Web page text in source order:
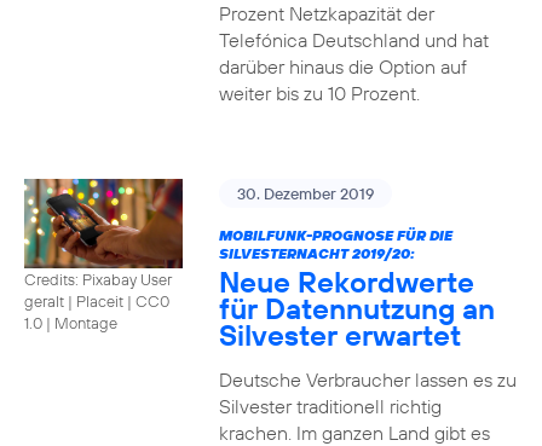
Prozent Netzkapazität der
Telefónica Deutschland und hat
darüber hinaus die Option auf
weiter bis zu 10 Prozent.
Credits: Pixabay User
geralt | Placeit | CC0
1.0 | Montage
30. Dezember 2019
MOBILFUNK-PROGNOSE FÜR DIE
SILVESTERNACHT 2019/20:
Neue Rekordwerte
für Datennutzung an
Silvester erwartet
Deutsche Verbraucher lassen es zu
Silvester traditionell richtig
krachen. Im ganzen Land gibt es